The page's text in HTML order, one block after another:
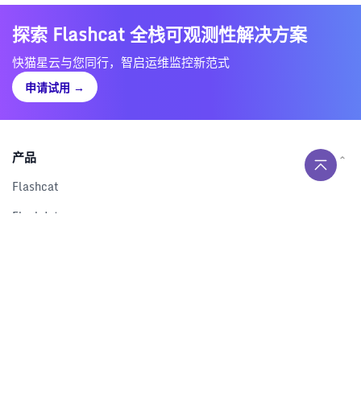
探索 Flashcat 全栈可观测性解决方案
快猫星云与您同行，智启运维监控新范式
申请试用 →
产品
Flashcat
Flashduty